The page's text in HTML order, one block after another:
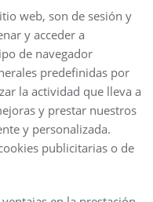
web, son de sesión y
y acceder a
de navegador
predefinidas por
la actividad que lleva a
y prestar nuestros
y personalizada.
publicitarias o de